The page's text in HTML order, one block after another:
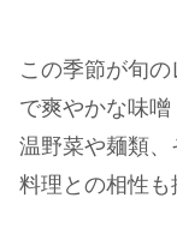
この季節が旬
で爽やかな味噌
温野菜や麺類
料理との相性も